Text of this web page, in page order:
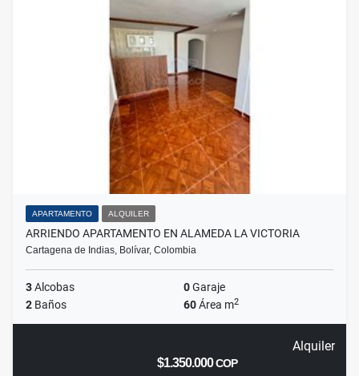
APARTAMENTO ALQUILER
ARRIENDO APARTAMENTO EN ALAMEDA LA VICTORIA
Cartagena de Indias, Bolívar, Colombia
3Alcobas 0Garaje
2 Baños 60Área m2
Alquiler
$1.350.000COP